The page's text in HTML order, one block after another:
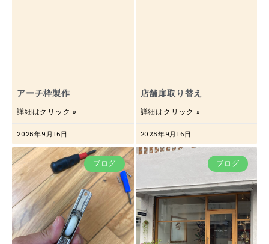
アーチ枠製作
詳細はクリック »
2025年9月16日
店舗扉取り替え
詳細はクリック »
2025年9月16日
ブログ ブログ